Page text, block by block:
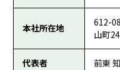
本社所在地
612-
山町
代表者 前東 知